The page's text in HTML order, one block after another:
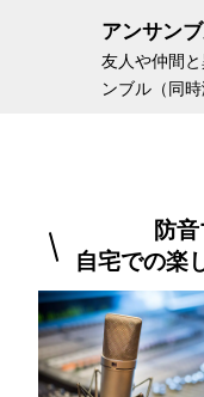
アンサン
友人や仲間
ンブル（同
防
自宅での楽